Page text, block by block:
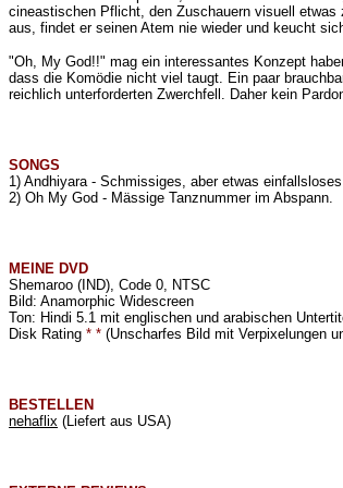
cineastischen Pflicht, den Zuschauern visuell
aus, findet er seinen Atem nie wieder und keucht
"Oh, My God!!" mag ein interessantes Konzept
dass die Komödie nicht viel taugt. Ein paar
reichlich unterforderten Zwerchfell. Daher kein
SONGS
1) Andhiyara - Schmissiges, aber etwas
2) Oh My God - Mässige Tanznummer im Abspann.
MEINE DVD
Shemaroo (IND), Code 0, NTSC
Bild: Anamorphic Widescreen
Ton: Hindi 5.1 mit englischen und arabischen
Disk Rating * * (Unscharfes Bild mit Verpixelungen
BESTELLEN
nehaflix (Liefert aus USA)